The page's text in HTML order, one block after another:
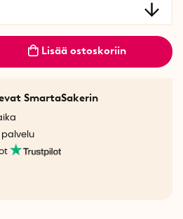
Lisää ostoskoriin
SmartaSakerin
palvelu